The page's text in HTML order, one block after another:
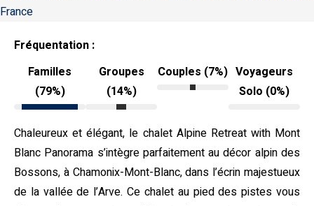
France
Fréquentation :
Familles
(79%)
Groupes
(14%)
Couples (7%) Voyageurs
Solo (0%)
Chaleureux et élégant, le chalet Alpine Retreat with Mont
Blanc Panorama s’intègre parfaitement au décor alpin des
Bossons, à Chamonix-Mont-Blanc, dans l’écrin majestueux
de la vallée de l’Arve. Ce chalet au pied des pistes vous